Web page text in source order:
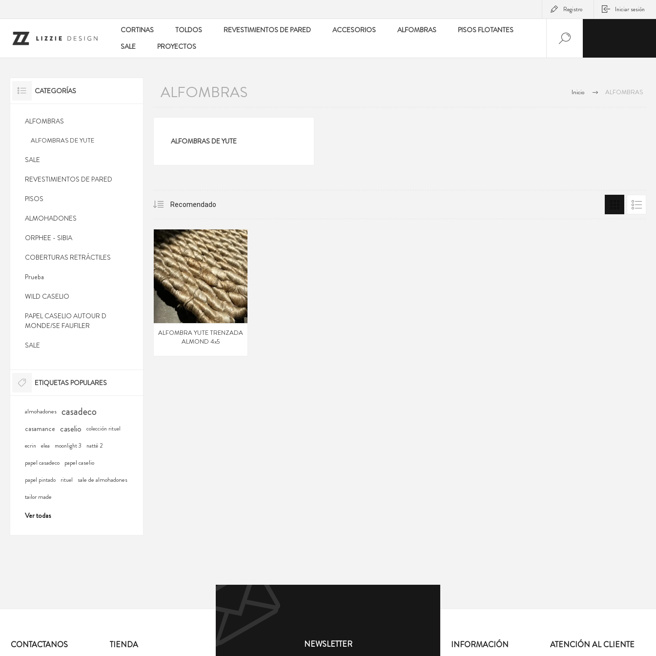
Registro Iniciar sesión
CORTINAS TOLDOS REVESTIMIENTOS DE PARED ACCESORIOS ALFOMBRAS
PISOS FLOTANTES
SALE
PROYECTOS
Inicio ALFOMBRAS
ALFOMBRAS
ALFOMBRAS DE YUTE
ALFOMBRA YUTE TRENZADA
ALMOND 4x5
CATEGORÍAS
ALFOMBRAS
ALFOMBRAS DE YUTE
SALE
REVESTIMIENTOS DE PARED
PISOS
ALMOHADONES
ORPHEE - SIBIA
COBERTURAS RETRÁCTILES
Prueba
WILD CASELIO
PAPEL CASELIO AUTOUR D
MONDE/SE FAUFILER
SALE
ETIQUETAS POPULARES
almohadones casadeco
casamance caselio colección rituel
ecrin elea moonlight 3 natté 2
papel casadeco papel caselio
papel pintado rituel
sale de almohadones
tailor made
Ver todas
NEWSLETTER
CONTACTANOS TIENDA INFORMACIÓN ATENCIÓN AL CLIENTE